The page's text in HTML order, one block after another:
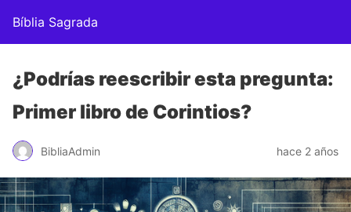
Bíblia Sagrada
¿Podrías reescribir esta pregunta:
Primer libro de Corintios?
BibliaAdmin hace 2 años